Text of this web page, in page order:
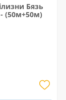
Бязь
(50м+50м)